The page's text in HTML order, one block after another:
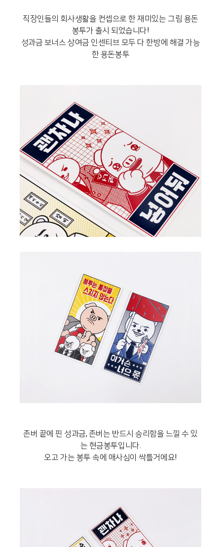
직장인들의 회사생활을 컨셉으로 한 재미있는 그림 용돈
봉투가 출시 되었습니다!
성과금 보너스 상여금 인센티브 모두 다 한방에 해결 가능
한 용돈봉투
존버 끝에 핀 성과금, 존버는 반드시 승리함을 느낄 수 있
는 현금봉투입니다.
오고 가는 봉투 속에 애사심이 싹틀거에요!